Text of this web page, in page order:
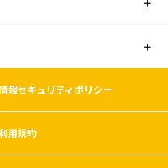
報セキュリティポリシー
用規約